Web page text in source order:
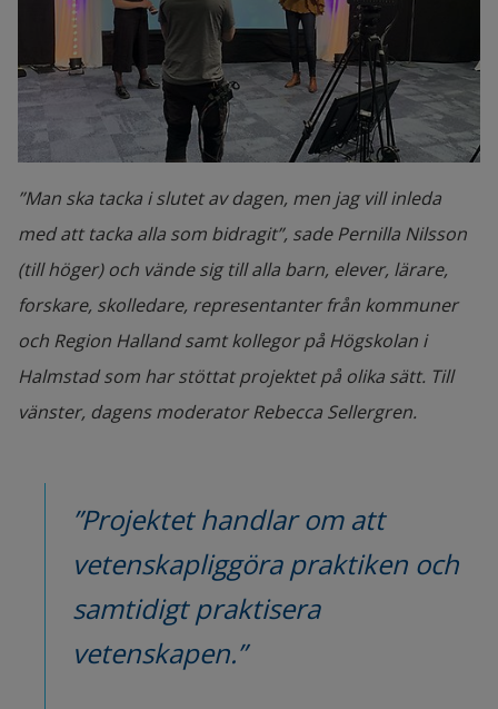
”Man ska tacka i slutet av dagen, men jag vill inleda
med att tacka alla som bidragit”, sade Pernilla Nilsson
(till höger) och vände sig till alla barn, elever, lärare,
forskare, skolledare, representanter från kommuner
och Region Halland samt kollegor på Högskolan i
Halmstad som har stöttat projektet på olika sätt. Till
vänster, dagens moderator Rebecca Sellergren.
”Projektet handlar om att
vetenskapliggöra praktiken och
samtidigt praktisera
vetenskapen.”